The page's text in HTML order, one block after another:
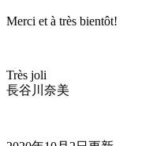
Merci et à très bientôt!
Très joli
長谷川奈美